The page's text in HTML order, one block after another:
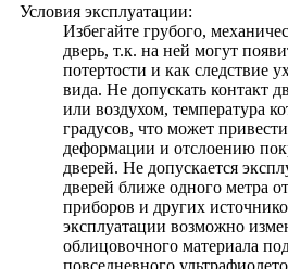
Условия эксплуатации:
Избегайте грубого,
дверь, т.к. на ней могут
потертости и как следствие
вида. Не допускать контакт
или воздухом, температура
градусов, что может
деформации и отслоению
дверей. Не допускается
дверей ближе одного метра
приборов и других
эксплуатации возможно
облицовочного материала
повседневного